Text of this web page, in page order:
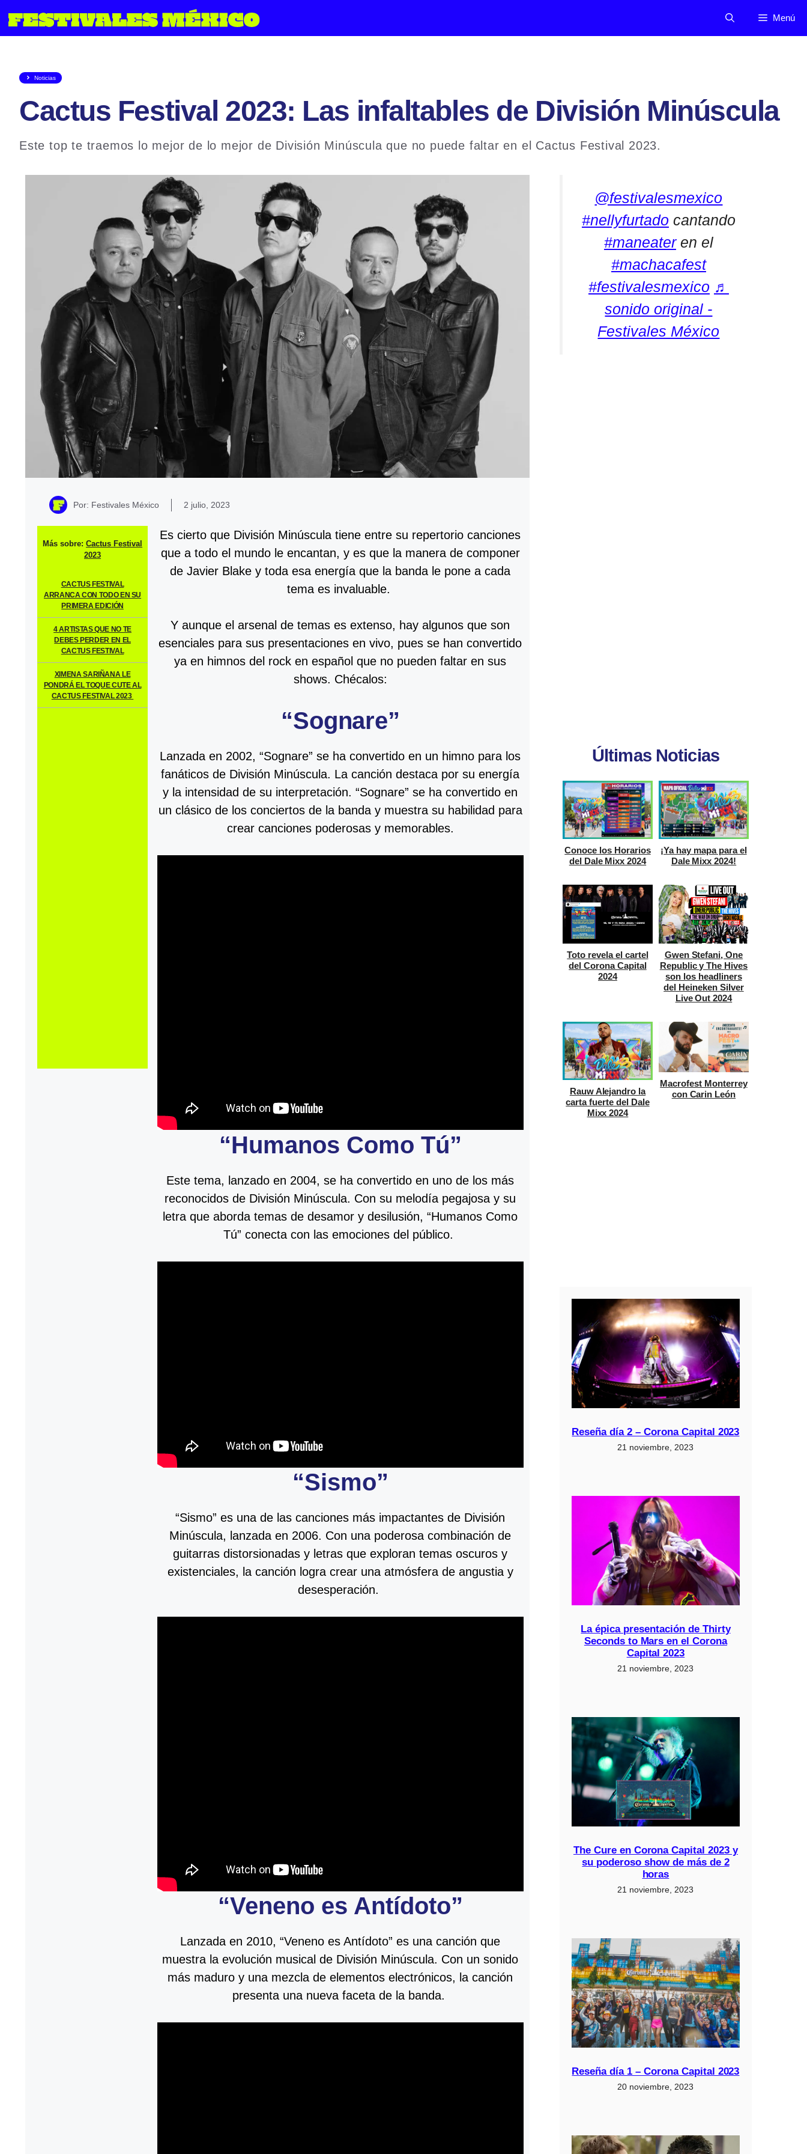
al
Menú
Noticias
Cactus Festival 2023: Las infaltables de División Minúscula
Este top te traemos lo mejor de lo mejor de División Minúscula que no puede faltar en el Cactus Festival 2023.
Por: Festivales México 2 julio, 2023
Más sobre:Cactus Festival
2023
CACTUS FESTIVAL
ARRANCA CON TODO EN SU
PRIMERA EDICIÓN
4 ARTISTAS QUE NO TE
DEBES PERDER EN EL
CACTUS FESTIVAL
XIMENA SARIÑANA LE
PONDRÁ EL TOQUE CUTE AL
CACTUS FESTIVAL 2023
Es cierto que División Minúscula tiene entre su repertorio canciones
que a todo el mundo le encantan, y es que la manera de componer
de Javier Blake y toda esa energía que la banda le pone a cada
tema es invaluable.
Y aunque el arsenal de temas es extenso, hay algunos que son
esenciales para sus presentaciones en vivo, pues se han convertido
ya en himnos del rock en español que no pueden faltar en sus
shows. Chécalos:
“Sognare”
Lanzada en 2002, “Sognare” se ha convertido en un himno para los
fanáticos de División Minúscula. La canción destaca por su energía
y la intensidad de su interpretación. “Sognare” se ha convertido en
un clásico de los conciertos de la banda y muestra su habilidad para
crear canciones poderosas y memorables.
“Humanos Como Tú”
Este tema, lanzado en 2004, se ha convertido en uno de los más
reconocidos de División Minúscula. Con su melodía pegajosa y su
letra que aborda temas de desamor y desilusión, “Humanos Como
Tú” conecta con las emociones del público.
“Sismo”
“Sismo” es una de las canciones más impactantes de División
Minúscula, lanzada en 2006. Con una poderosa combinación de
guitarras distorsionadas y letras que exploran temas oscuros y
existenciales, la canción logra crear una atmósfera de angustia y
desesperación.
“Veneno es Antídoto”
Lanzada en 2010, “Veneno es Antídoto” es una canción que
muestra la evolución musical de División Minúscula. Con un sonido
más maduro y una mezcla de elementos electrónicos, la canción
presenta una nueva faceta de la banda.
@festivalesmexico
#nellyfurtado cantando
#maneateren el
#machacafest
#festivalesmexico ♬
sonido original -
Festivales México
Últimas Noticias
Conoce los Horarios
del Dale Mixx 2024
¡Ya hay mapa para el
Dale Mixx 2024!
Toto revela el cartel
del Corona Capital
2024
Gwen Stefani, One
Republic y The Hives
son los headliners
del Heineken Silver
Live Out 2024
Rauw Alejandro la
carta fuerte del Dale
Mixx 2024
Macrofest Monterrey
con Carin León
Reseña día 2 – Corona Capital 2023
21 noviembre, 2023
La épica presentación de Thirty
Seconds to Mars en el Corona
Capital 2023
21 noviembre, 2023
The Cure en Corona Capital 2023 y
su poderoso show de más de 2
horas
21 noviembre, 2023
Reseña día 1 – Corona Capital 2023
20 noviembre, 2023